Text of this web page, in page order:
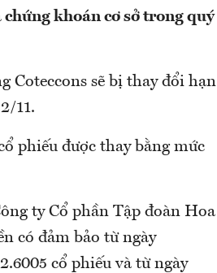
khoán cơ sở trong quý
Coteccons sẽ bị thay đổi hạn
11.
phiếu được thay bằng mức
ty Cổ phần Tập đoàn Hoa
có đảm bảo từ ngày
cổ phiếu và từ ngày